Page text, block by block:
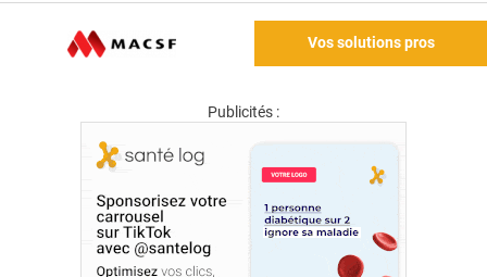
Vos solutions pros
Publicités :